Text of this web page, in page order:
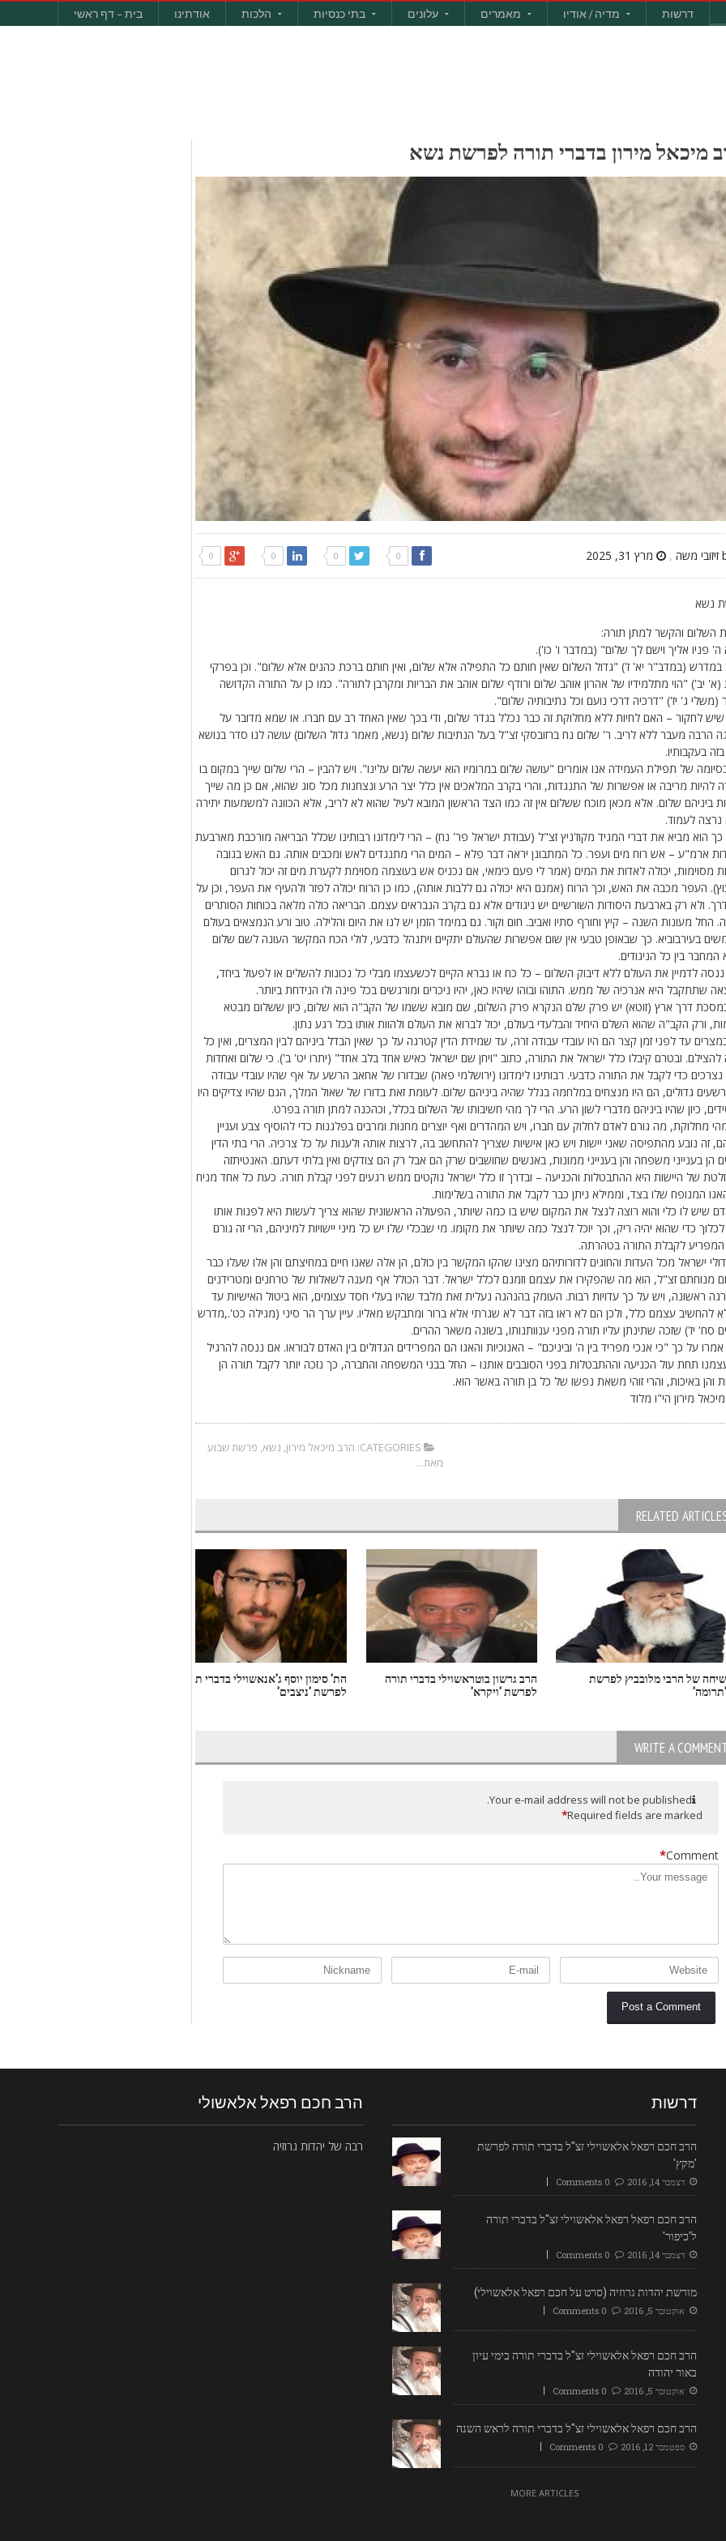
בית – דף ראשי אודתינו הלכות בתי כנסיות עלונים מאמרים מדיה / אודיו דרשות
מיכאל מירון בדברי תורה לפרשת נשא
0
0
0
0 , מרץ 31, 2025
נשא
השלום והקשר למתן תורה:
ה' פניו אליך וישם לך שלום" (במדבר ו' כו').
במדרש (במדב"ר יא' ז') "גדול השלום שאין חותם כל התפילה אלא שלום, ואין חותם ברכת כהנים אלא שלום". וכן בפרקי
(א' יב') "הוי מתלמידיו של אהרון אוהב שלום ורודף שלום אוהב את הבריות ומקרבן לתורה". כמו כן על התורה הקדושה
(משלי ג' יז') "דרכיה דרכי נועם וכל נתיבותיה שלום".
לחקור – האם לחיות ללא מחלוקת זה כבר נכלל בגדר שלום, ודי בכך שאין האחד רב עם חברו. או שמא מדובר על
הרבה מעבר ללא לריב. ר' שלום נח ברזובסקי זצ"ל בעל הנתיבות שלום (נשא, מאמר גדול השלום) עושה לנו סדר בנושא
בעקבותיו.
של תפילת העמידה אנו אומרים "עושה שלום במרומיו הוא יעשה שלום עלינו". ויש להבין – הרי שלום שייך במקום בו
להיות מריבה או אפשרות של התנגדות, והרי בקרב המלאכים אין כלל יצר הרע ונצחנות מכל סוג שהוא, אם כן מה שייך
ביניהם שלום. אלא מכאן מוכח ששלום אין זה כמו הצד הראשון המובא לעיל שהוא לא לריב, אלא הכוונה למשמעות יתירה
נרצה לעמוד.
הוא מביא את דברי המגיד מקוז'ניץ זצ"ל (עבודת ישראל פר' נח) – הרי לימדונו רבותינו שכלל הבריאה מורכבת מארבעת
ארמ"ע – אש רוח מים ועפר. כל המתבונן יראה דבר פלא – המים הרי מתנגדים לאש ומכבים אותה. גם האש בגובה
מסוימות, יכולה לאדות את המים (אמר לי פעם כימאי, אם נכניס אש בעוצמה מסוימת לקערת מים זה יכול לגרום
העפר מכבה את האש, וכך הרוח (אמנם היא יכולה גם ללבות אותה), כמו כן הרוח יכולה לפזר ולהעיף את העפר, וכן על
ולא רק בארבעת היסודות השורשיים יש ניגודים אלא גם בקרב הנבראים עצמם. הבריאה כולה מלאה בכוחות הסותרים
החל מעונות השנה – קיץ וחורף סתיו ואביב. חום וקור. גם במימד הזמן יש לנו את היום והלילה. טוב ורע הנמצאים בעולם
בעירבוביא. כך שבאופן טבעי אין שום אפשרות שהעולם יתקיים ויתנהל כדבעי, לולי הכח המקשר העונה לשם שלום
המחבר בין כל הניגודים.
לדמיין את העולם ללא דיבוק השלום – כל כח או נברא הקיים לכשעצמו מבלי כל נכונות להשלים או לפעול ביחד,
שתתקבל היא אנרכיה של ממש. התוהו ובוהו שיהיו כאן, יהיו ניכרים ומורגשים בכל פינה ולו הנידחת ביותר.
דרך ארץ (זוטא) יש פרק שלם הנקרא פרק השלום, שם מובא ששמו של הקב"ה הוא שלום, כיון ששלום מבטא
ורק הקב"ה שהוא השלם היחיד והבלעדי בעולם, יכול לברוא את העולם ולהוות אותו בכל רגע נתון.
עד לפני זמן קצר הם היו עובדי עבודה זרה, עד שמידת הדין קטרגה על כך שאין הבדל ביניהם לבין המצרים, ואין כל
להצילם. ובטרם קיבלו כלל ישראל את התורה, כתוב "ויחן שם ישראל כאיש אחד בלב אחד" (יתרו יט' ב'). כי שלום ואחדות
נצרכים כדי לקבל את התורה כדבעי. רבותינו לימדונו (ירושלמי פאה) שבדורו של אחאב הרשע על אף שהיו עובדי עבודה
גדולים, הם היו מנצחים במלחמה בגלל שהיה ביניהם שלום. לעומת זאת בדורו של שאול המלך, הגם שהיו צדיקים היו
כיון שהיו ביניהם מדברי לשון הרע. הרי לך מהי חשיבותו של השלום בכלל, וכהכנה למתן תורה בפרט.
מחלוקת, מה גורם לאדם לחלוק עם חברו, ויש המהדרים ואף יוצרים מחנות ומרבים בפלגנות כדי להוסיף צבע ועניין
זה נובע מהתפיסה שאני יישות ויש כאן אישיות שצריך להתחשב בה, לרצות אותה ולענות על כל צרכיה. הרי בתי הדין
הן בענייני משפחה והן בענייני ממונות, באנשים שחושבים שרק הם אבל רק הם צודקים ואין בלתי דעתם. האנטיתזה
של היישות היא ההתבטלות והכניעה – ובדרך זו כלל ישראל נוקטים ממש רגעים לפני קבלת תורה. כעת כל אחד מניח
המנופח שלו בצד, וממילא ניתן כבר לקבל את התורה בשלימות.
שיש לו כלי והוא רוצה לנצל את המקום שיש בו כמה שיותר, הפעולה הראשונית שהוא צריך לעשות היא לפנות אותו
כדי שהוא יהיה ריק, וכך יוכל לנצל כמה שיותר את מקומו. מי שבכלי שלו יש כל מיני יישויות למיניהם, הרי זה גורם
המפריע לקבלת התורה בטהרתה.
ישראל מכל העדות והחוגים לדורותיהם מצינו שהקו המקשר בין כולם, הן אלה שאנו חיים במחיצתם והן אלו שעלו כבר
מנוחתם זצ"ל, הוא מה שהפקירו את עצמם וזמנם לכלל ישראל. דבר הכולל אף מענה לשאלות של טרחנים ומטרידנים
ראשונה, ויש על כך עדויות רבות. העומק בהנהגה נעלית זאת מלבד שהיו בעלי חסד עצומים, הוא ביטול האישיות עד
להחשיב עצמם כלל, ולכן הם לא ראו בזה דבר לא שגרתי אלא ברור ומתבקש מאליו. עיין ערך הר סיני (מגילה כט'.,מדרש
סח' יז') שזכה שתינתן עליו תורה מפני ענוותנותו, בשונה משאר ההרים.
אמרו על כך "כי אנכי מפריד בין ה' וביניכם" – האנוכיות והאגו הם המפרידים הגדולים בין האדם לבוראו. אם ננסה להרגיל
תחת עול הכניעה וההתבטלות בפני הסובבים אותנו – החל בבני המשפחה והחברה, כך נזכה יותר לקבל תורה הן
והן באיכות, והרי זוהי משאת נפשו של כל בן תורה באשר הוא.
מירון הי"ו מלוד
הרב מיכאל מירון, נשא, פרשת שבוע
מאת...
RELATED
שיחה של הרבי מלובביץ לפרשת
'תרומה'
הרב גרשון בוטראשוילי בדברי תורה
לפרשת 'ויקרא'
הת' סימון יוסף ג'אנאשוילי בדברי תורה
לפרשת 'ניצבים'
WRITE A
Your e-mail address will not be published.
Required fields are marked
*
Comment
*
הרב חכם רפאל אלאשולי
רבה של יהדות גרוזיה
דרשות
הרב חכם רפאל אלאשוילי זצ"ל בדברי תורה לפרשת
'מקץ'
דצמבר 14, 2016
הרב חכם רפאל רפאל אלאשוילי זצ"ל בדברי תורה
ל'כיפור'
דצמבר 14, 2016
מורשת יהדות גרוזיה (סרט על חכם רפאל אלאשוילי)
אוקטובר 5, 2016
הרב חכם רפאל אלאשוילי זצ"ל בדברי תורה בימי עיון
באור יהודה
אוקטובר 5, 2016
הרב חכם רפאל אלאשוילי זצ"ל בדברי תורה לראש השנה
ספטמבר 12, 2016
MORE ARTICLES